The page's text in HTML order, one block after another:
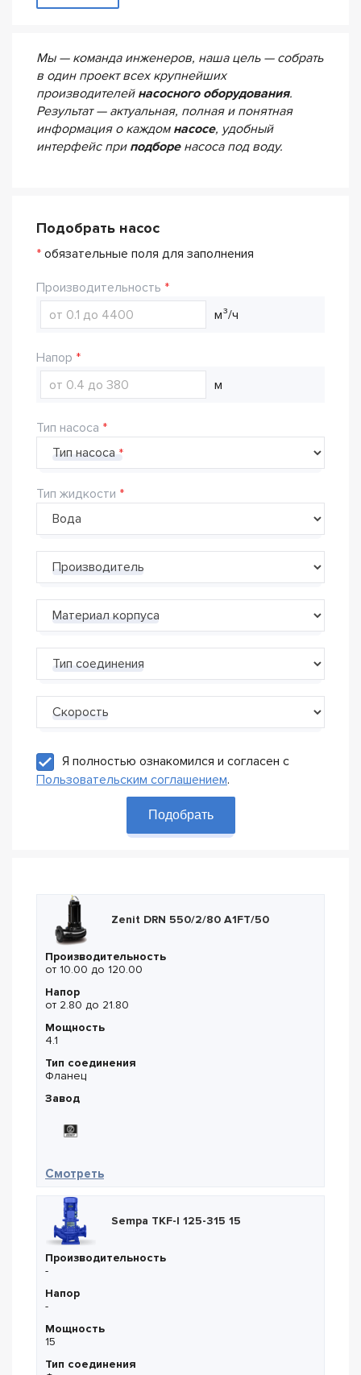
Мы — команда инженеров, наша цель — собрать
в один проект всех крупнейших
производителей насосного оборудования.
Результат — актуальная, полная и понятная
информация о каждом насосе, удобный
интерфейс при подборенасоса под воду.
Подобрать насос
* обязательные поля для заполнения
Производительность
м³/ч
Напор
м
Тип насоса
Тип насоса
Тип жидкости
Производитель
Материал корпуса
Тип соединения
Скорость
Я полностью ознакомился и согласен с
Пользовательским соглашением.
Подобрать
Zenit DRN 550/2/80 A1FT/50
Производительность
от 10.00 до 120.00
Напор
от 2.80 до 21.80
Мощность
4.1
Тип соединения
Фланец
Завод
Смотреть— Zenit DRN 550/2/80 A1FT/50
Sempa TKF-I 125-315 15
Производительность
-
Напор
-
Мощность
15
Тип соединения